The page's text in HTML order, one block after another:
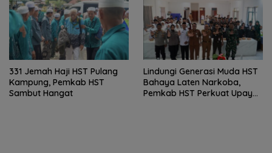
331 Jemah Haji HST Pulang
Kampung, Pemkab HST
Sambut Hangat
Lindungi Generasi Muda HST
Bahaya Laten Narkoba,
Pemkab HST Perkuat Upaya